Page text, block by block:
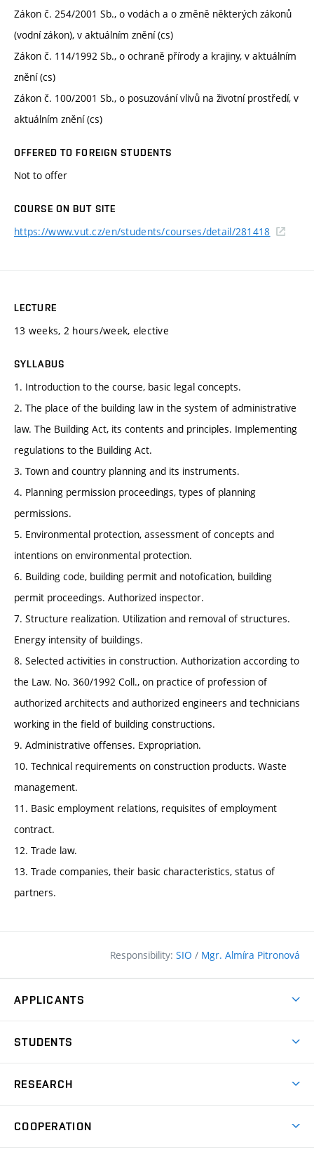
Zákon č. 254/2001 Sb., o vodách a o změně některých zákonů
(vodní zákon), v aktuálním znění (cs)
Zákon č. 114/1992 Sb., o ochraně přírody a krajiny, v aktuálním
znění (cs)
Zákon č. 100/2001 Sb., o posuzování vlivů na životní prostředí, v
aktuálním znění (cs)
OFFERED TO FOREIGN STUDENTS
Not to offer
COURSE ON BUT SITE
https://www.vut.cz/en/students/courses/detail/281418
LECTURE
13 weeks, 2 hours/week, elective
SYLLABUS
1. Introduction to the course, basic legal concepts.
2. The place of the building law in the system of administrative
law. The Building Act, its contents and principles. Implementing
regulations to the Building Act.
3. Town and country planning and its instruments.
4. Planning permission proceedings, types of planning
permissions.
5. Environmental protection, assessment of concepts and
intentions on environmental protection.
6. Building code, building permit and notofication, building
permit proceedings. Authorized inspector.
7. Structure realization. Utilization and removal of structures.
Energy intensity of buildings.
8. Selected activities in construction. Authorization according to
the Law. No. 360/1992 Coll., on practice of profession of
authorized architects and authorized engineers and technicians
working in the field of building constructions.
9. Administrative offenses. Expropriation.
10. Technical requirements on construction products. Waste
management.
11. Basic employment relations, requisites of employment
contract.
12. Trade law.
13. Trade companies, their basic characteristics, status of
partners.
Responsibility: SIO / Mgr. Almíra Pitronová
APPLICANTS
Programmes in English
E–application (external
STUDENTS
Courses
RESEARCH
COOPERATION